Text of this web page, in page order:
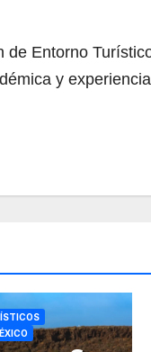
de Entorno
y